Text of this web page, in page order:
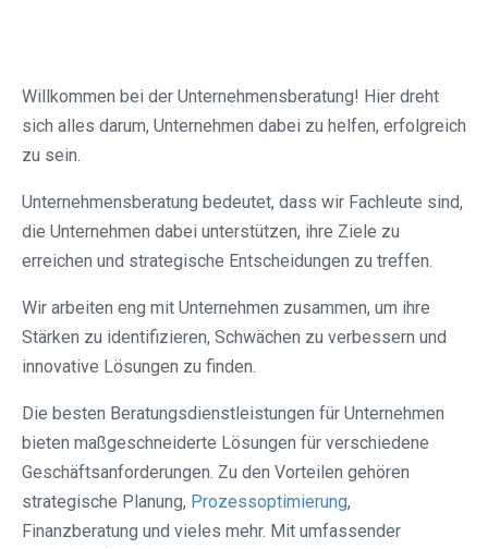
Willkommen bei der Unternehmensberatung! Hier dreht
sich alles darum, Unternehmen dabei zu helfen, erfolgreich
zu sein.
Unternehmensberatung bedeutet, dass wir Fachleute sind,
die Unternehmen dabei unterstützen, ihre Ziele zu
erreichen und strategische Entscheidungen zu treffen.
Wir arbeiten eng mit Unternehmen zusammen, um ihre
Stärken zu identifizieren, Schwächen zu verbessern und
innovative Lösungen zu finden.
Die besten Beratungsdienstleistungen für Unternehmen
bieten maßgeschneiderte Lösungen für verschiedene
Geschäftsanforderungen. Zu den Vorteilen gehören
strategische Planung, Prozessoptimierung,
Finanzberatung und vieles mehr. Mit umfassender